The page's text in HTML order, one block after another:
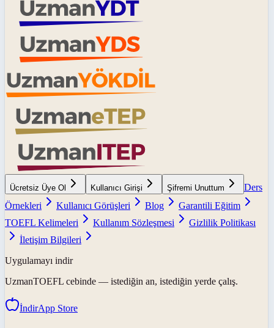
Ücretsiz Üye Ol Kullanıcı Girişi Şifremi Unuttum
Ders
Örnekleri
Kullanıcı Görüşleri Blog
Garantili Eğitim
TOEFL Kelimeleri
Kullanım Sözleşmesi
Gizlilik Politikası
İletişim Bilgileri
Uygulamayı indir
UzmanTOEFL cebinde — istediğin an, istediğin yerde çalış.
İndirApp Store